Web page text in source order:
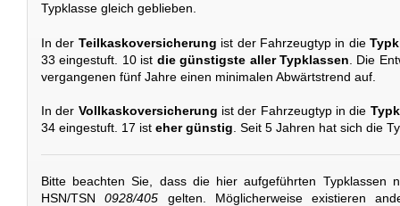
Typklasse gleich geblieben.
In der Teilkaskoversicherung ist der Fahrzeugtyp in die
33 eingestuft. 10 ist die günstigste aller Typklassen . Die
vergangenen fünf Jahre einen minimalen Abwärtstrend auf.
In der Vollkaskoversicherung ist der Fahrzeugtyp in die
34 eingestuft. 17 ist eher günstig. Seit 5 Jahren hat sich die
Bitte beachten Sie, dass die hier aufgeführten Typklassen
HSN/TSN0928/405 gelten. Möglicherweise existieren